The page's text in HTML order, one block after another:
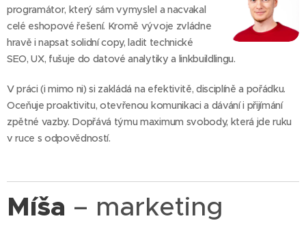
programátor, který sám vymyslel a nacvakal
celé eshopové řešení. Kromě vývoje zvládne
hravě i napsat solidní copy, ladit technické
SEO, UX, fušuje do datové analytiky a linkbuildlingu.
V práci (i mimo ni) si zakládá na efektivitě, disciplíně a pořádku.
Oceňuje proaktivitu, otevřenou komunikaci a dávání i přijímání
zpětné vazby. Dopřává týmu maximum svobody, která jde ruku
v ruce s odpovědností.
Míša – marketing